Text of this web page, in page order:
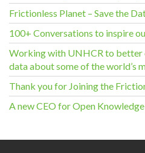
Frictionless Planet – Save the
100+ Conversations to inspire
Working with UNHCR to better
data about some of the world’s
Thank you for Joining the
A new CEO for Open